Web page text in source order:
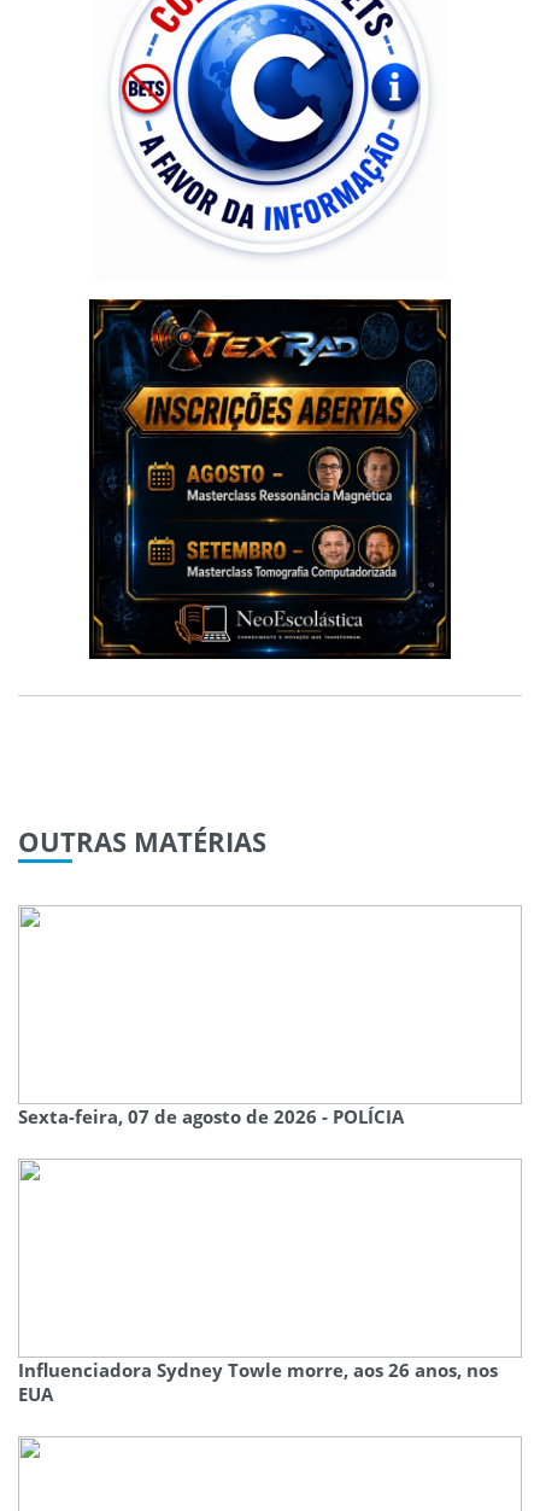
OUTRAS MATÉRIAS
Sexta-feira, 07 de agosto de 2026 - POLÍCIA
Influenciadora Sydney Towle morre, aos 26 anos, nos
EUA